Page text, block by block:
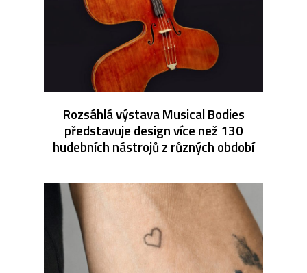
Rozsáhlá výstava Musical Bodies
představuje design více než 130
hudebních nástrojů z různých období